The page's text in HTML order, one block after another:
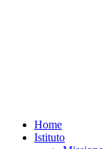
Home
Istituto